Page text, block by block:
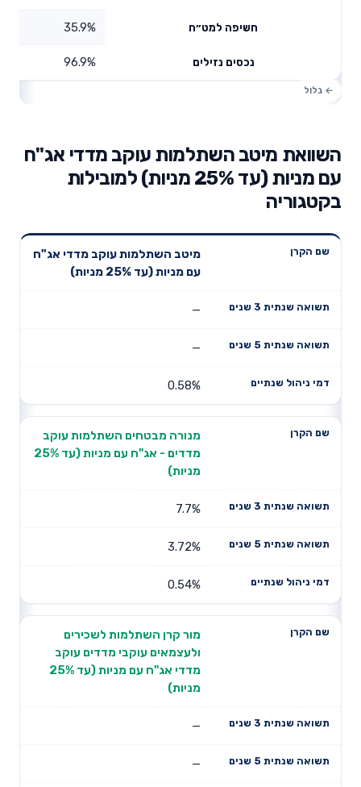
חשיפה למט״ח 35.9%
נכסים נזילים 96.9%
השוואת מיטב השתלמות עוקב מדדי אג"ח
עם מניות (עד 25% מניות) למובילות
בקטגוריה
שנתית 3
תשואה
שנתית 5
דמי ניהול
מיטב השתלמות עוקב מדדי אג"ח
עם מניות (עד 25% מניות)
—
—
0.58%
מנורה מבטחים השתלמות עוקב
מדדים - אג"ח עם מניות (עד 25%
מניות)
7.7%
3.72%
0.54%
מור קרן השתלמות לשכירים
ולעצמאים עוקבי מדדים עוקב
מדדי אג"ח עם מניות (עד 25%
מניות)
—
—